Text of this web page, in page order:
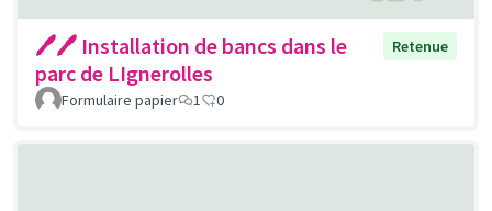
🖊🖊 Installation de bancs dans le
parc de LIgnerolles
Retenue
Formulaire papier 1 0